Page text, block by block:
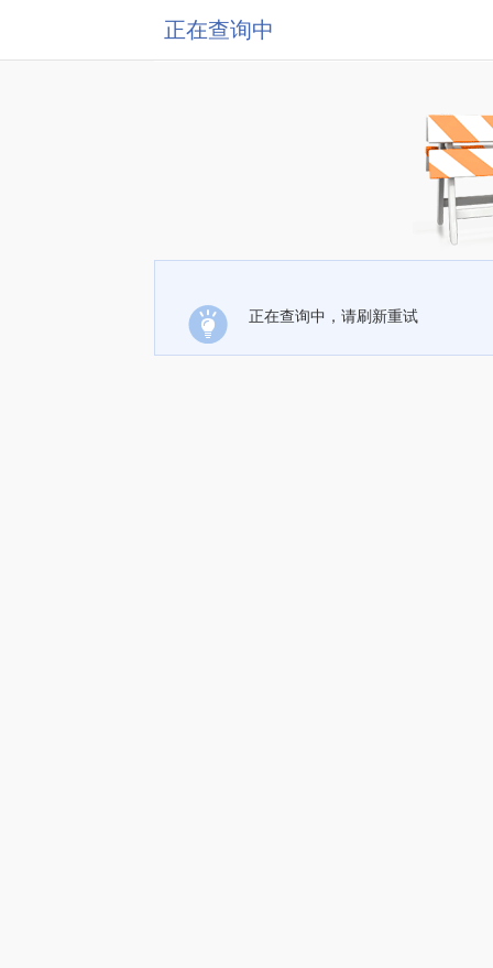
正在查询中
正在查询中，请刷新重试